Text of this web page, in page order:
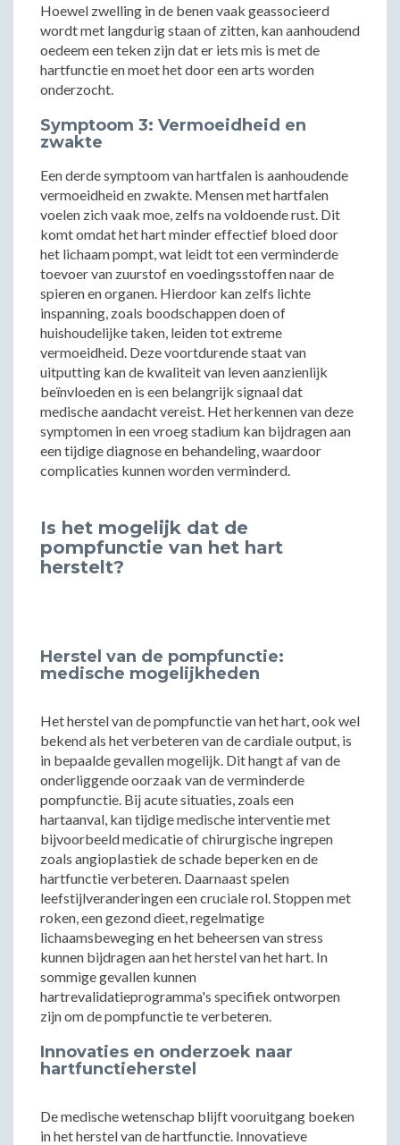
Hoewel zwelling in de benen vaak geassocieerd
wordt met langdurig staan of zitten, kan aanhoudend
oedeem een teken zijn dat er iets mis is met de
hartfunctie en moet het door een arts worden
onderzocht.
Symptoom 3: Vermoeidheid en
zwakte
Een derde symptoom van hartfalen is aanhoudende
vermoeidheid en zwakte. Mensen met hartfalen
voelen zich vaak moe, zelfs na voldoende rust. Dit
komt omdat het hart minder effectief bloed door
het lichaam pompt, wat leidt tot een verminderde
toevoer van zuurstof en voedingsstoffen naar de
spieren en organen. Hierdoor kan zelfs lichte
inspanning, zoals boodschappen doen of
huishoudelijke taken, leiden tot extreme
vermoeidheid. Deze voortdurende staat van
uitputting kan de kwaliteit van leven aanzienlijk
beïnvloeden en is een belangrijk signaal dat
medische aandacht vereist. Het herkennen van deze
symptomen in een vroeg stadium kan bijdragen aan
een tijdige diagnose en behandeling, waardoor
complicaties kunnen worden verminderd.
Is het mogelijk dat de
pompfunctie van het hart
herstelt?
Herstel van de pompfunctie:
medische mogelijkheden
Het herstel van de pompfunctie van het hart, ook wel
bekend als het verbeteren van de cardiale output, is
in bepaalde gevallen mogelijk. Dit hangt af van de
onderliggende oorzaak van de verminderde
pompfunctie. Bij acute situaties, zoals een
hartaanval, kan tijdige medische interventie met
bijvoorbeeld medicatie of chirurgische ingrepen
zoals angioplastiek de schade beperken en de
hartfunctie verbeteren. Daarnaast spelen
leefstijlveranderingen een cruciale rol. Stoppen met
roken, een gezond dieet, regelmatige
lichaamsbeweging en het beheersen van stress
kunnen bijdragen aan het herstel van het hart. In
sommige gevallen kunnen
hartrevalidatieprogramma's specifiek ontworpen
zijn om de pompfunctie te verbeteren.
Innovaties en onderzoek naar
hartfunctieherstel
De medische wetenschap blijft vooruitgang boeken
in het herstel van de hartfunctie. Innovatieve